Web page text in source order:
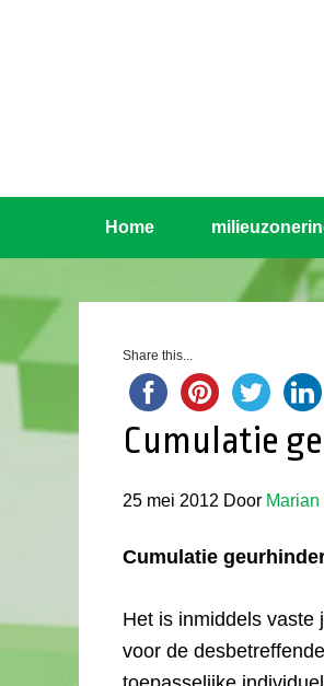
Home
Share this...
Cumulatie
25 mei 2012 Door
Cumulatie
Het is inmiddels vaste
voor de